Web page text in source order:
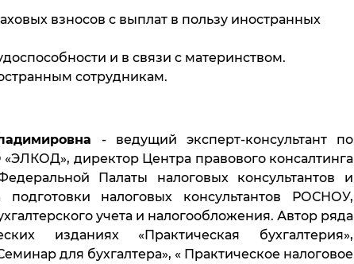
взносов с выплат в пользу иностранных
и в связи с материнством.
сотрудникам.
- ведущий эксперт-консультант по
директор Центра правового консалтинга
Палаты налоговых консультантов и
подготовки налоговых консультантов РОСНОУ,
учета и налогообложения. Автор ряда
изданиях «Практическая бухгалтерия»,
для бухгалтера», « Практическое налоговое